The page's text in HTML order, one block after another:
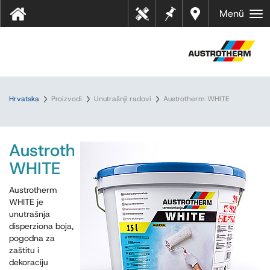
Dealer
s near
Bilješk
Tehn
ički
Menü
Hrvatska Proizvodi Unutrašnji radovi Austrotherm WHITE
Austrotherm
WHITE
Austrotherm
WHITE je
unutrašnja
disperziona boja,
pogodna za
zaštitu i
dekoraciju